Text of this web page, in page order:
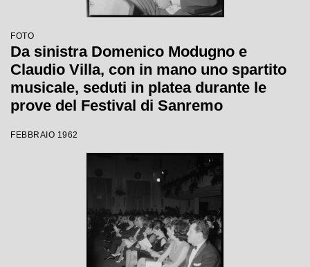
FOTO
Da sinistra Domenico Modugno e
Claudio Villa, con in mano uno spartito
musicale, seduti in platea durante le
prove del Festival di Sanremo
FEBBRAIO 1962